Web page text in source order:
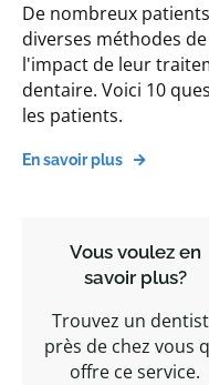
Vous voulez en
savoir plus?
Trouvez un
près de chez vous
offre ce service.
De nombreux
diverses méthodes
l'impact de leur
dentaire. Voici 10
les patients.
En savoir plus